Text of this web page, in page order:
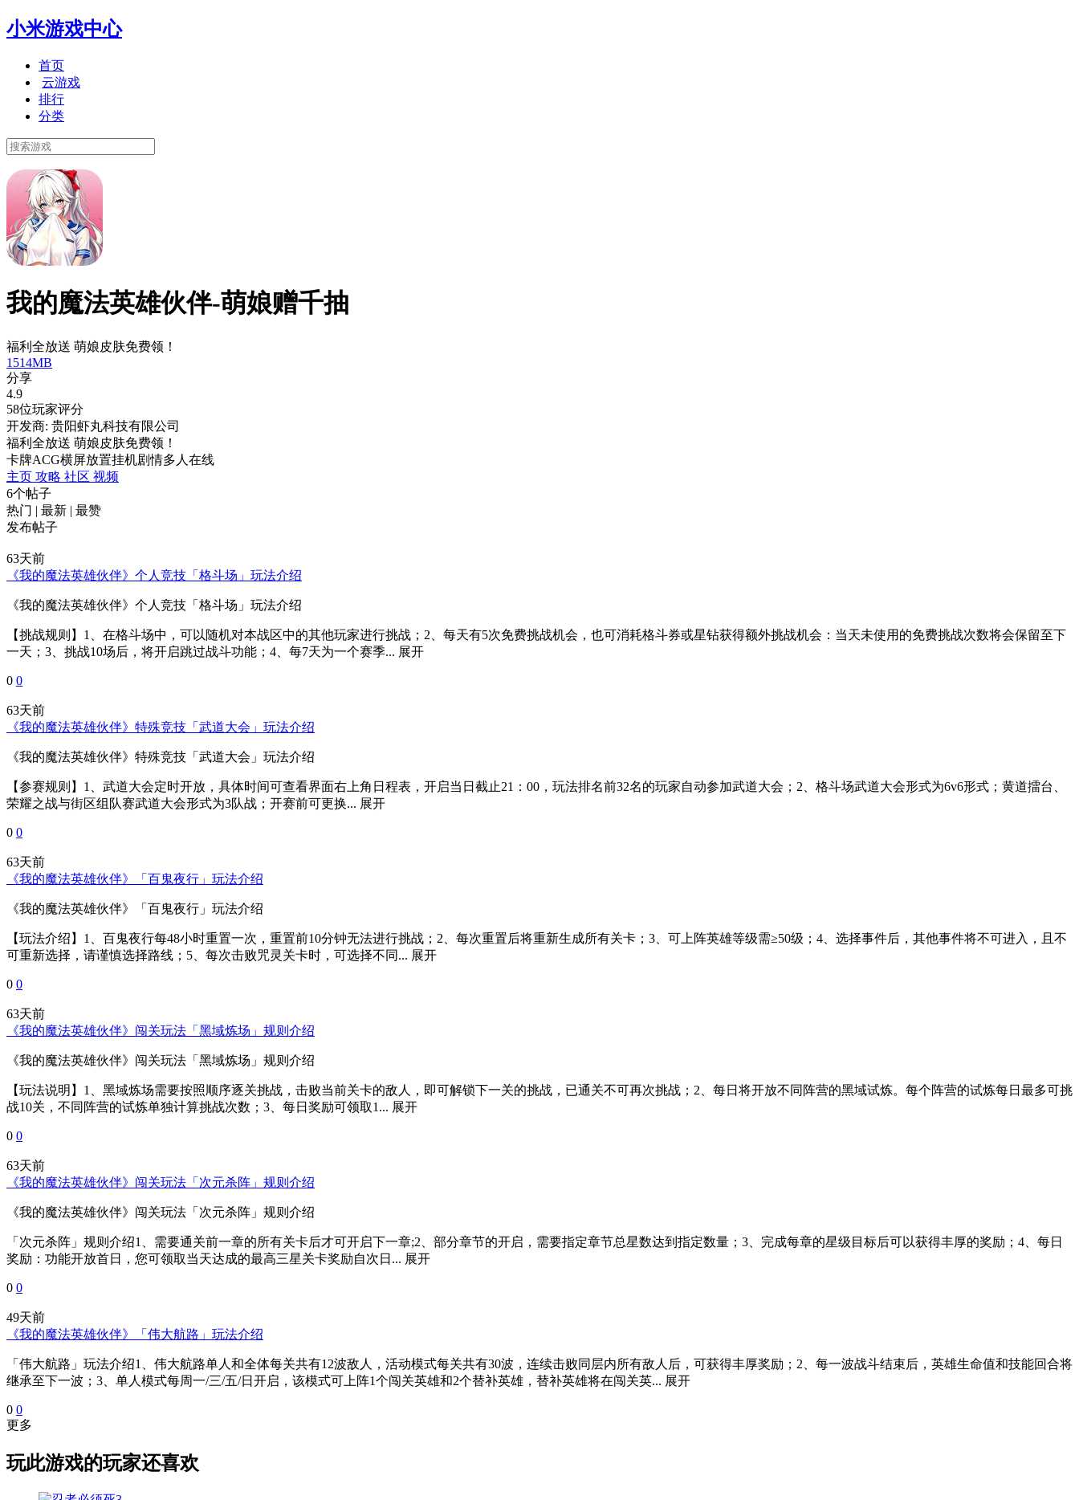
小米游戏中心
首页
云游戏
排行
分类
我的魔法英雄伙伴-萌娘赠千抽
福利全放送 萌娘皮肤免费领！
1514MB
分享
4.9
58位玩家评分
开发商: 贵阳虾丸科技有限公司
福利全放送 萌娘皮肤免费领！
卡牌ACG横屏放置挂机剧情多人在线
主页 攻略 社区 视频
6个帖子
热门 | 最新 | 最赞
发布帖子
63天前
《我的魔法英雄伙伴》个人竞技「格斗场」玩法介绍
《我的魔法英雄伙伴》个人竞技「格斗场」玩法介绍
【挑战规则】1、在格斗场中，可以随机对本战区中的其他玩家进行挑战；2、每天有5次免费挑战机会，也可消耗格斗券或星钻获得额外挑战机会：当天未使用的免费挑战次数将会保留至下
一天；3、挑战10场后，将开启跳过战斗功能；4、每7天为一个赛季... 展开
0 0
63天前
《我的魔法英雄伙伴》特殊竞技「武道大会」玩法介绍
《我的魔法英雄伙伴》特殊竞技「武道大会」玩法介绍
【参赛规则】1、武道大会定时开放，具体时间可查看界面右上角日程表，开启当日截止21：00，玩法排名前32名的玩家自动参加武道大会；2、格斗场武道大会形式为6v6形式；黄道擂台、
荣耀之战与街区组队赛武道大会形式为3队战；开赛前可更换... 展开
0 0
63天前
《我的魔法英雄伙伴》「百鬼夜行」玩法介绍
《我的魔法英雄伙伴》「百鬼夜行」玩法介绍
【玩法介绍】1、百鬼夜行每48小时重置一次，重置前10分钟无法进行挑战；2、每次重置后将重新生成所有关卡；3、可上阵英雄等级需≥50级；4、选择事件后，其他事件将不可进入，且不
可重新选择，请谨慎选择路线；5、每次击败咒灵关卡时，可选择不同... 展开
0 0
63天前
《我的魔法英雄伙伴》闯关玩法「黑域炼场」规则介绍
《我的魔法英雄伙伴》闯关玩法「黑域炼场」规则介绍
【玩法说明】1、黑域炼场需要按照顺序逐关挑战，击败当前关卡的敌人，即可解锁下一关的挑战，已通关不可再次挑战；2、每日将开放不同阵营的黑域试炼。每个阵营的试炼每日最多可挑
战10关，不同阵营的试炼单独计算挑战次数；3、每日奖励可领取1... 展开
0 0
63天前
《我的魔法英雄伙伴》闯关玩法「次元杀阵」规则介绍
《我的魔法英雄伙伴》闯关玩法「次元杀阵」规则介绍
「次元杀阵」规则介绍1、需要通关前一章的所有关卡后才可开启下一章;2、部分章节的开启，需要指定章节总星数达到指定数量；3、完成每章的星级目标后可以获得丰厚的奖励；4、每日
奖励：功能开放首日，您可领取当天达成的最高三星关卡奖励自次日... 展开
0 0
49天前
《我的魔法英雄伙伴》「伟大航路」玩法介绍
「伟大航路」玩法介绍1、伟大航路单人和全体每关共有12波敌人，活动模式每关共有30波，连续击败同层内所有敌人后，可获得丰厚奖励；2、每一波战斗结束后，英雄生命值和技能回合将
继承至下一波；3、单人模式每周一/三/五/日开启，该模式可上阵1个闯关英雄和2个替补英雄，替补英雄将在闯关英... 展开
0 0
更多
玩此游戏的玩家还喜欢